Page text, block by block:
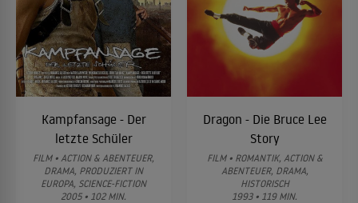
Kampfansage - Der
letzte Schüler
FILM • ACTION & ABENTEUER,
DRAMA, PRODUZIERT IN
EUROPA, SCIENCE-FICTION
2005 • 102 MIN.
Dragon - Die Bruce Lee
Story
FILM • ROMANTIK, ACTION &
ABENTEUER, DRAMA,
HISTORISCH
1993 • 119 MIN.